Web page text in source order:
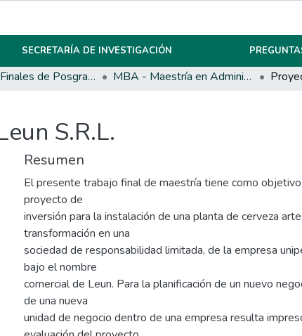
SECRETARÍA DE INVESTIGACIÓN
Trabajos Finales de Posgrados y Maestrías MBA - Maestría en Administración de Empresas
S.R.L.
Resumen
El presente trabajo final de maestría tiene como
proyecto de
inversión para la instalación de una planta de cerveza
transformación en una
sociedad de responsabilidad limitada, de la empresa
bajo el nombre
comercial de Leun. Para la planificación de un nuevo
de una nueva
unidad de negocio dentro de una empresa resulta